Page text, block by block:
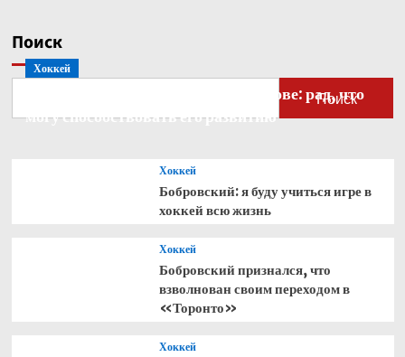
Поиск
Поиск
Хоккей
Бобровский — о голкипере Ахтямове: рад, что
могу способствовать его развитию
Хоккей
Бобровский: я буду учиться игре в
хоккей всю жизнь
Хоккей
Бобровский признался, что
взволнован своим переходом в
«Торонто»
Хоккей